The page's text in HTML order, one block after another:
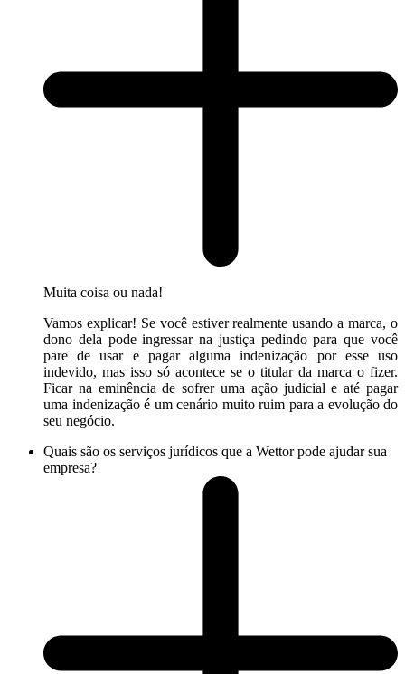
Muita coisa ou nada!
Vamos explicar! Se você estiver realmente usando a marca, o
dono dela pode ingressar na justiça pedindo para que você
pare de usar e pagar alguma indenização por esse uso
indevido, mas isso só acontece se o titular da marca o fizer.
Ficar na eminência de sofrer uma ação judicial e até pagar
uma indenização é um cenário muito ruim para a evolução do
seu negócio.
Quais são os serviços jurídicos que a Wettor pode ajudar sua
empresa?